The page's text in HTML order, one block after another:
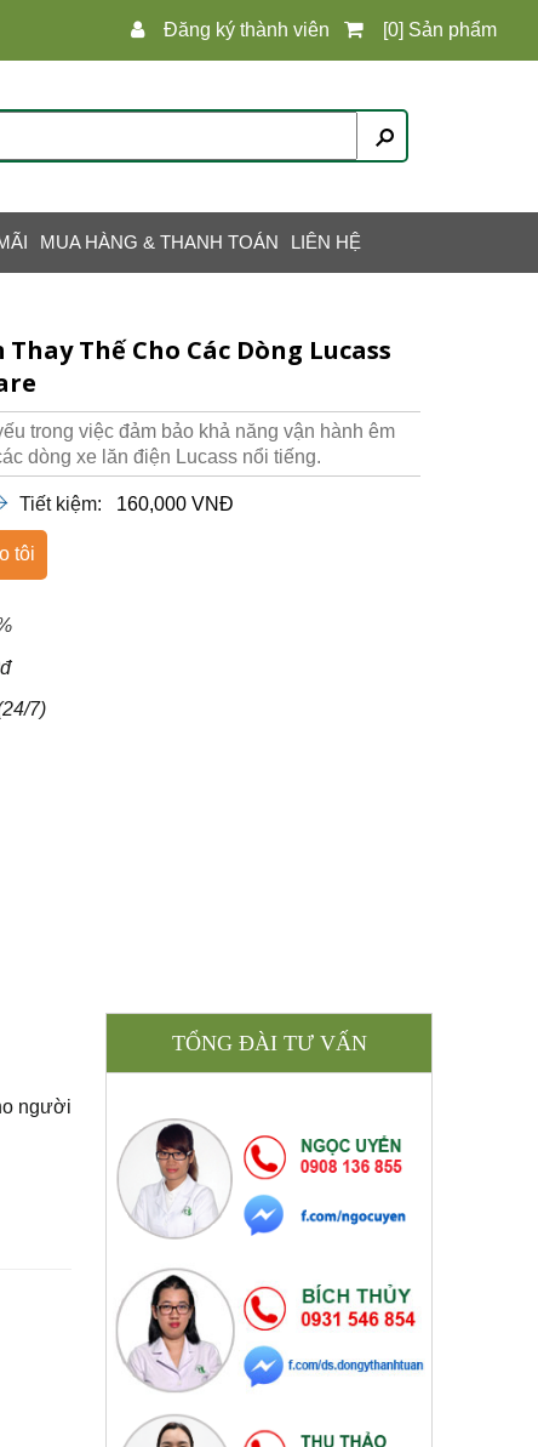
Đăng ký thành viên [0] Sản phẩm
MUA HÀNG & THANH TOÁN LIÊN HỆ
Thế Cho Các Dòng Lucass
trong việc đảm bảo khả năng vận hành êm
dòng xe lăn điện Lucass nổi tiếng.
Tiết kiệm: 160,000 VNĐ
tôi
7)
người
TỔNG ĐÀI TƯ VẤN